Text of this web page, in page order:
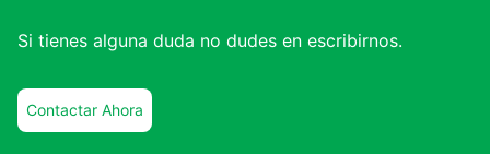
Si tienes alguna duda no dudes en escribirnos.
Contactar Ahora